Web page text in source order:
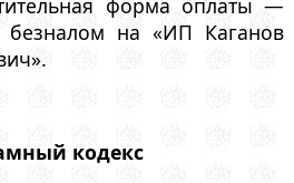
форма оплаты —
безналом на «ИП Каганов
кодекс